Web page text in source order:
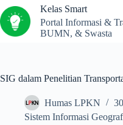
Kelas Smart
Portal Informasi &
BUMN, & Swasta
SIG dalam Penelitian
Humas LPKN
Sistem Informasi